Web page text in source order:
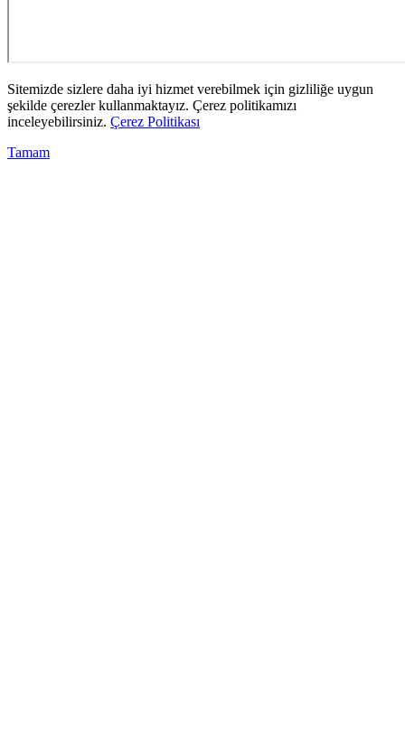
Sitemizde sizlere daha iyi hizmet verebilmek için gizliliğe uygun
şekilde çerezler kullanmaktayız. Çerez politikamızı
inceleyebilirsiniz. Çerez Politikası
Tamam